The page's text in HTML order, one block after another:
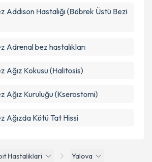
Hastaliklari
Yalova
Addison Hastalığı (Böbrek Üstü Bezi
Adrenal bez hastalıkları
Ağız Kokusu (Halitosis)
Ağız Kuruluğu (Kserostomi)
Ağızda Kötü Tat Hissi